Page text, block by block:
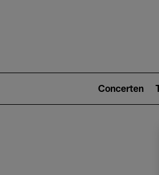
2)
Concerten